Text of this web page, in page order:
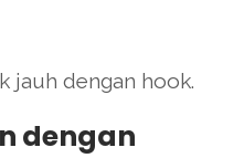
jauh dengan hook.
dengan